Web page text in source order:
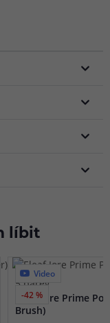
líbit
Video
-42 %
5 barev
Eleaf Iore Prime
Brush)